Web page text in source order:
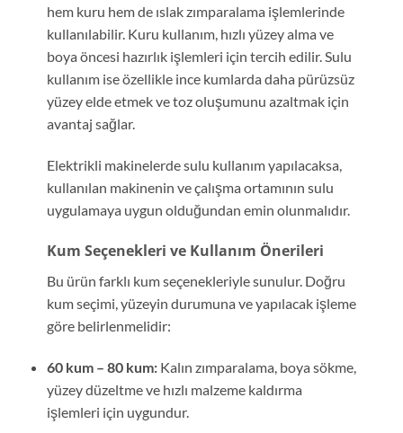
hem kuru hem de ıslak zımparalama işlemlerinde
kullanılabilir. Kuru kullanım, hızlı yüzey alma ve
boya öncesi hazırlık işlemleri için tercih edilir. Sulu
kullanım ise özellikle ince kumlarda daha pürüzsüz
yüzey elde etmek ve toz oluşumunu azaltmak için
avantaj sağlar.
Elektrikli makinelerde sulu kullanım yapılacaksa,
kullanılan makinenin ve çalışma ortamının sulu
uygulamaya uygun olduğundan emin olunmalıdır.
Kum Seçenekleri ve Kullanım Önerileri
Bu ürün farklı kum seçenekleriyle sunulur. Doğru
kum seçimi, yüzeyin durumuna ve yapılacak işleme
göre belirlenmelidir:
60 kum – 80 kum:Kalın zımparalama, boya sökme,
yüzey düzeltme ve hızlı malzeme kaldırma
işlemleri için uygundur.